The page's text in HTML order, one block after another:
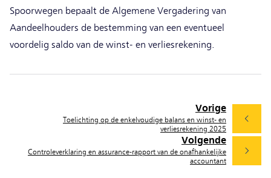
Spoorwegen bepaalt de Algemene Vergadering van
Aandeelhouders de bestemming van een eventueel
voordelig saldo van de winst- en verliesrekening.
Volgende
Controleverklaring en assurance-rapport van de onafhankelijke
accountant
Vorige
Toelichting op de enkelvoudige balans en winst- en
verliesrekening 2025